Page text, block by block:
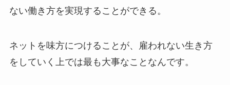
ない働き方を実現することができる。
ネットを味方につけることが、雇われない生き方
をしていく上では最も大事なことなんです。